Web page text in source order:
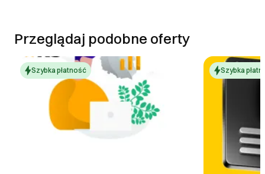
Przeglądaj podobne oferty
Szybka płatność Szybka